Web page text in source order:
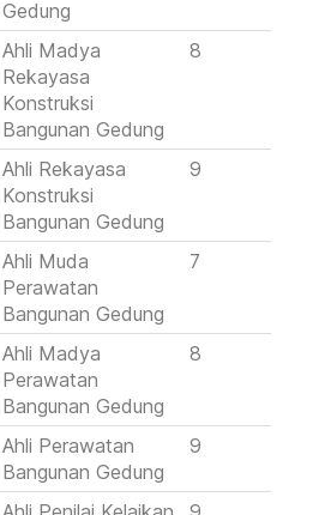
Gedung
Ahli Madya
Rekayasa
Konstruksi
Bangunan Gedung
8
Ahli Rekayasa
Konstruksi
Bangunan Gedung
9
Ahli Muda
Perawatan
Bangunan Gedung
7
Ahli Madya
Perawatan
Bangunan Gedung
8
Ahli Perawatan
Bangunan Gedung
9